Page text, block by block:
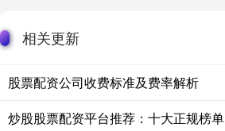
相关更新
股票配资公司收费标准及费率解析
炒股股票配资平台推荐：十大正规榜单